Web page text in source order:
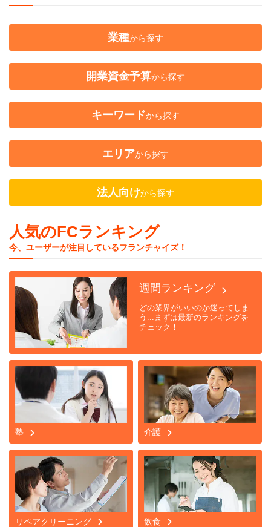
業種から探す
開業資金予算から探す
キーワードから探す
エリアから探す
法人向けから探す
人気のFCランキング
今、ユーザーが注目しているフランチャイズ！
週間ランキング
どの業界がいいのか迷ってしま
う...まずは最新のランキングを
チェック！
塾 介護
リペアクリーニング 飲食